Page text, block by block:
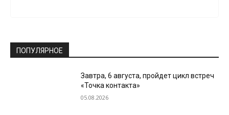
ПОПУЛЯРНОЕ
Завтра, 6 августа, пройдет цикл встреч
«Точка контакта»
05.08.2026